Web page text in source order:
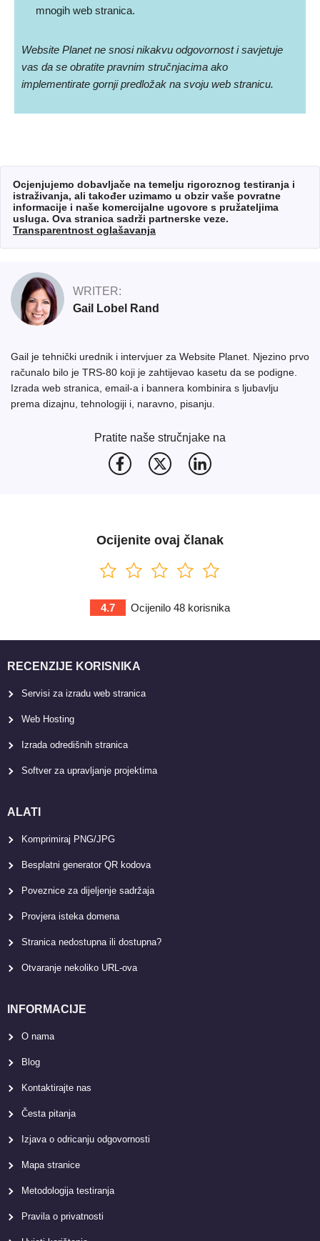
mnogih web stranica.
Website Planet ne snosi nikakvu odgovornost i savjetuje
vas da se obratite pravnim stručnjacima ako
implementirate gornji predložak na svoju web stranicu.
Ocjenjujemo dobavljače na temelju rigoroznog testiranja i
istraživanja, ali također uzimamo u obzir vaše povratne
informacije i naše komercijalne ugovore s pružateljima
usluga. Ova stranica sadrži partnerske veze.
Transparentnost oglašavanja
WRITER:
Gail Lobel Rand
Gail je tehnički urednik i intervjuer za Website Planet. Njezino prvo
računalo bilo je TRS-80 koji je zahtijevao kasetu da se podigne.
Izrada web stranica, email-a i bannera kombinira s ljubavlju
prema dizajnu, tehnologiji i, naravno, pisanju.
Pratite naše stručnjake na
Ocijenite ovaj članak
4.7 Ocijenilo 48 korisnika
RECENZIJE KORISNIKA
Servisi za izradu web stranica
Web Hosting
Izrada odredišnih stranica
Softver za upravljanje projektima
ALATI
Komprimiraj PNG/JPG
Besplatni generator QR kodova
Poveznice za dijeljenje sadržaja
Provjera isteka domena
Stranica nedostupna ili dostupna?
Otvaranje nekoliko URL-ova
INFORMACIJE
O nama
Blog
Kontaktirajte nas
Česta pitanja
Izjava o odricanju odgovornosti
Mapa stranice
Metodologija testiranja
Pravila o privatnosti